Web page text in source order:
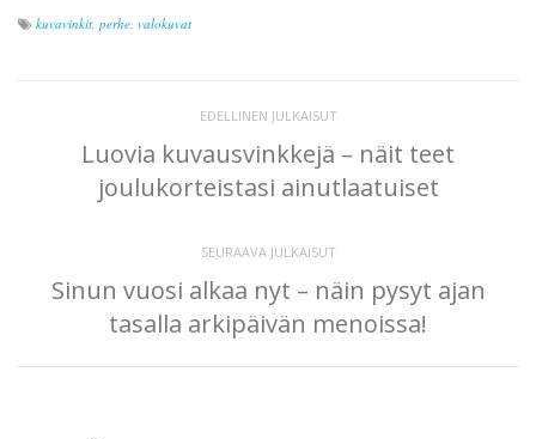
kuvavinkit, perhe, valokuvat
EDELLINEN JULKAISUT
Luovia kuvausvinkkejä – näit teet
joulukorteistasi ainutlaatuiset
SEURAAVA JULKAISUT
Sinun vuosi alkaa nyt – näin pysyt ajan
tasalla arkipäivän menoissa!